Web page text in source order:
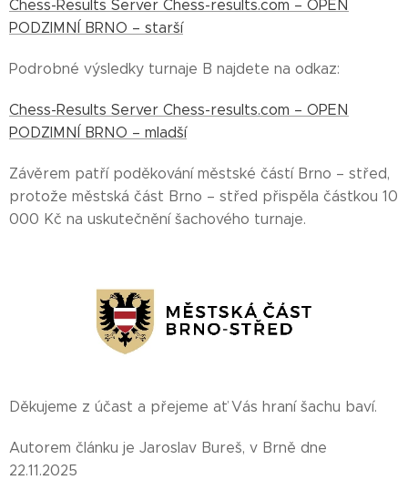
Chess-Results Server Chess-results.com – OPEN
PODZIMNÍ BRNO – starší
Podrobné výsledky turnaje B najdete na odkaz:
Chess-Results Server Chess-results.com – OPEN
PODZIMNÍ BRNO – mladší
Závěrem patří poděkování městské částí Brno – střed,
protože městská část Brno – střed přispěla částkou 10
000 Kč na uskutečnění šachového turnaje.
Děkujeme z účast a přejeme ať Vás hraní šachu baví.
Autorem článku je Jaroslav Bureš, v Brně dne
22.11.2025